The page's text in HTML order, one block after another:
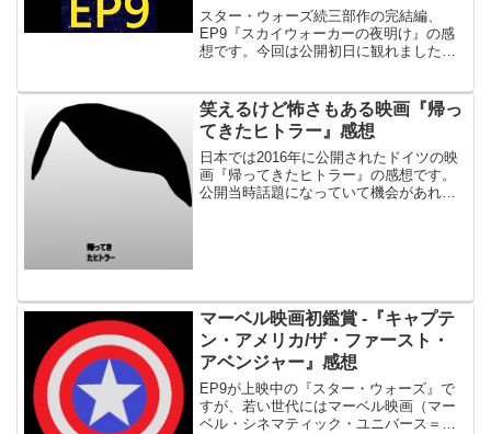
スター・ウォーズ続三部作の完結編、
EP9『スカイウォーカーの夜明け』の感
想です。今回は公開初日に観れました。
のかもしれませんが、ちょっとさみし
い。やっぱり人気が落ちてる...
笑えるけど怖さもある映画『帰っ
てきたヒトラー』感想
日本では2016年に公開されたドイツの映
画『帰ってきたヒトラー』の感想です。
公開当時話題になっていて機会があれば
マーベル映画初鑑賞 -『キャプテ
ン・アメリカ/ザ・ファースト・
アベンジャー』感想
EP9が上映中の『スター・ウォーズ』で
すが、若い世代にはマーベル映画（マー
ベル・シネマティック・ユニバース＝